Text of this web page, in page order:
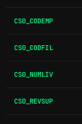
CS0_CODEMP
CS0_CODFIL
CS0_NUMLIV
CS0_REVSUP